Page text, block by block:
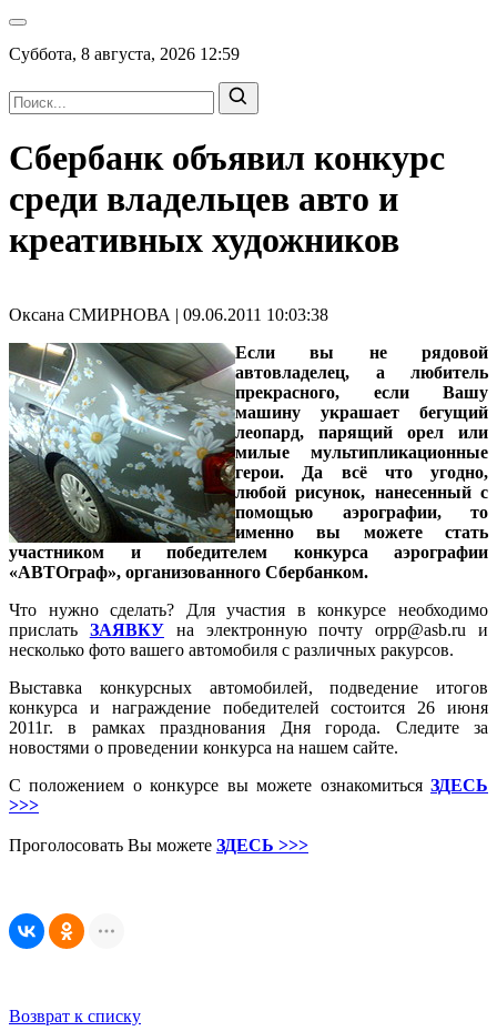
Суббота, 8 августа, 2026 12:59
Сбербанк объявил конкурс
среди владельцев авто и
креативных художников
Оксана СМИРНОВА | 09.06.2011 10:03:38
Если вы не рядовой
автовладелец, а любитель
прекрасного, если Вашу
машину украшает бегущий
леопард, парящий орел или
милые мультипликационные
герои. Да всё что угодно,
любой рисунок, нанесенный с
помощью аэрографии, то
именно вы можете стать
участником и победителем конкурса аэрографии
«АВТОграф», организованного Сбербанком.
Что нужно сделать? Для участия в конкурсе необходимо
прислать ЗАЯВКУна электронную почту orpp@asb.ru и
несколько фото вашего автомобиля с различных ракурсов.
Выставка конкурсных автомобилей, подведение итогов
конкурса и награждение победителей состоится 26 июня
2011г. в рамках празднования Дня города. Следите за
новостями о проведении конкурса на нашем сайте.
С положением о конкурсе вы можете ознакомиться ЗДЕСЬ
>>>
Проголосовать Вы можете ЗДЕСЬ >>>
Возврат к списку